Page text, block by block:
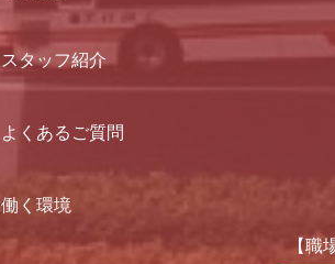
スタッフ紹介
よくあるご質問
働く環境
【職